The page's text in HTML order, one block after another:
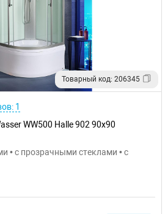
Товарный код: 206345
1
WW500 Halle 902 90x90
• с прозрачными стеклами • с